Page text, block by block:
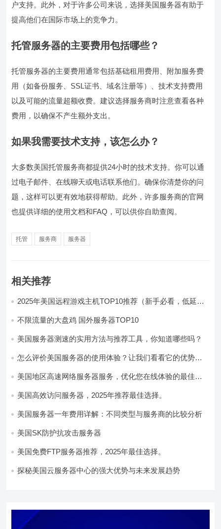
户支持。此外，对于许多公司来说，选择美国服务器有助于
提高他们在国际市场上的竞争力。
托管服务器的主要费用包括哪些？
托管服务器的主要费用通常包括基础租用费用、附加服务费
用（如备份服务、SSL证书、域名注册等）、技术支持费用
以及可能的流量超额收费。建议选择服务商时注意查看各种
费用，以确保不产生额外支出。
如果我需要技术支持，该怎么办？
大多数美国托管服务商都提供24小时的技术支持。你可以通
过电子邮件、在线聊天或电话联系他们。确保你清楚你的问
题，这样可以更有效地获得帮助。此外，许多服务商的官网
也提供详细的使用文档和FAQ，可以供你自助查阅。
托管 服务商 服务器
相关推荐
2025年美国远程游戏主机TOP10推荐（新手必看，低延迟
不限流量的大盘鸡 国外服务器TOP10
美国服务器测速的实用方法与推荐工具，你知道哪些吗？
怎么评价美国服务器的使用体验？让我们看看它的优势所
美国地区高速网络服务器服务，优化您在线体验的最佳选
美国高效访问服务器，2025年推荐最佳选择。
美国服务器一年费用详解：不同类型与服务商的比较分析
美国SK防护抗攻击服务器
美国免费FTP服务器推荐，2025年最佳选择。
探秘美国云服务器中心的强大优势与未来发展趋势